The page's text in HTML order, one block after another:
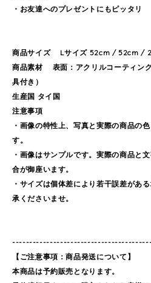
・お友達へのプレゼントにもピッタリ
商品サイズ Lサイズ 52cm / 52cm /
商品素材 表面：アクリルコーティン
具付き）
生産国 タイ国
注意事項
・画像の特性上、写真と実際の商品の
す。
・画像はサンプルです。実際の商品と
合が御座います。
・サイズは個体差により若干誤差があ
承くださいませ。
【ご注意事項：商品発送について】
本商品は予約販売となります。